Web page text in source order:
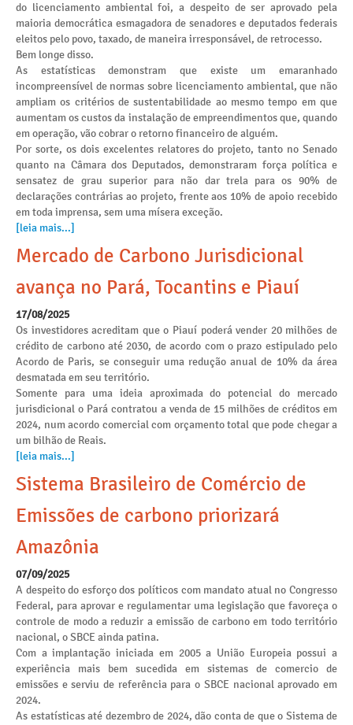
do licenciamento ambiental foi, a despeito de ser aprovado pela
maioria democrática esmagadora de senadores e deputados federais
eleitos pelo povo, taxado, de maneira irresponsável, de retrocesso.
Bem longe disso.
As estatísticas demonstram que existe um emaranhado
incompreensível de normas sobre licenciamento ambiental, que não
ampliam os critérios de sustentabilidade ao mesmo tempo em que
aumentam os custos da instalação de empreendimentos que, quando
em operação, vão cobrar o retorno financeiro de alguém.
Por sorte, os dois excelentes relatores do projeto, tanto no Senado
quanto na Câmara dos Deputados, demonstraram força política e
sensatez de grau superior para não dar trela para os 90% de
declarações contrárias ao projeto, frente aos 10% de apoio recebido
em toda imprensa, sem uma mísera exceção.
[leia mais...]
Mercado de Carbono Jurisdicional
avança no Pará, Tocantins e Piauí
17/08/2025
Os investidores acreditam que o Piauí poderá vender 20 milhões de
crédito de carbono até 2030, de acordo com o prazo estipulado pelo
Acordo de Paris, se conseguir uma redução anual de 10% da área
desmatada em seu território.
Somente para uma ideia aproximada do potencial do mercado
jurisdicional o Pará contratou a venda de 15 milhões de créditos em
2024, num acordo comercial com orçamento total que pode chegar a
um bilhão de Reais.
[leia mais...]
Sistema Brasileiro de Comércio de
Emissões de carbono priorizará
Amazônia
07/09/2025
A despeito do esforço dos políticos com mandato atual no Congresso
Federal, para aprovar e regulamentar uma legislação que favoreça o
controle de modo a reduzir a emissão de carbono em todo território
nacional, o SBCE ainda patina.
Com a implantação iniciada em 2005 a União Europeia possui a
experiência mais bem sucedida em sistemas de comercio de
emissões e serviu de referência para o SBCE nacional aprovado em
2024.
As estatísticas até dezembro de 2024, dão conta de que o Sistema de